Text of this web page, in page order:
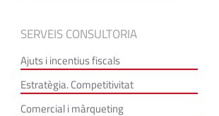
SERVEIS CONSULTORIA
Ajuts i incentius fiscals
Estratègia. Competitivitat
Comercial i màrqueting